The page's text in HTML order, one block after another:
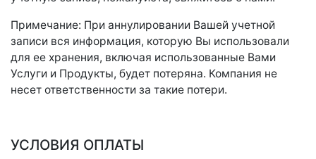
Примечание: При аннулировании Вашей учетной
записи вся информация, которую Вы использовали
для ее хранения, включая использованные Вами
Услуги и Продукты, будет потеряна. Компания не
несет ответственности за такие потери.
УСЛОВИЯ ОПЛАТЫ